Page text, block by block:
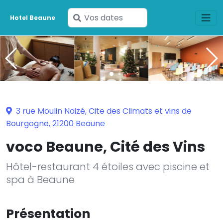
Hotel Beaune
Saisissez
vos
dates
3 rue Moulin Noizé, Cite des Climats et vins de
Bourgogne, 21200 Beaune
voco Beaune, Cité des Vins
Hôtel-restaurant 4 étoiles avec piscine et
spa à Beaune
Présentation